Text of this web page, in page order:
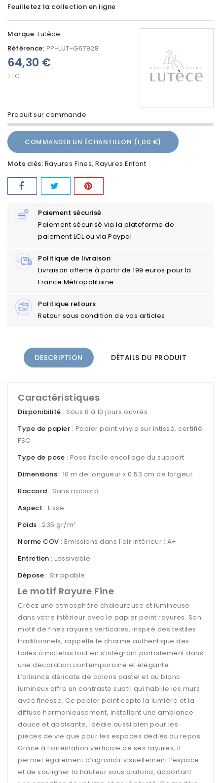
Feuilletez la collection en ligne
Marque: Lutèce
Référence: PP-LUT-G67928
Produit sur commande
64,30 €
TTC
COMMANDER UN ÉCHANTILLON (1,00 €)
Mots clés: Rayures Fines Rayures Enfant
Paiement sécurisé
Paiement sécurisé via la plateforme de
paiement LCL ou via Paypal
Politique de livraison
Livraison offerte à partir de 199 euros pour la
France Métropolitaine
Politique retours
Retour sous condition de vos articles
DESCRIPTION DÉTAILS DU PRODUIT
Caractéristiques
Disponibilité : Sous 8 à 10 jours ouvrés
Type de papier : Papier peint vinyle sur intissé, certifié
FSC
Type de pose : Pose facile encollage du support
Dimensions : 10 m de longueur x 0.53 cm de largeur
Raccord : Sans raccord
Aspect : Lisse
Poids : 235 gr/m²
Norme COV : Emissions dans l'air intérieur : A+
Entretien : Lessivable
Dépose : Strippable
Le motif Rayure Fine
Créez une atmosphère chaleureuse et lumineuse
dans votre intérieur avec le papier peint rayures. Son
motif de fines rayures verticales, inspiré des textiles
traditionnels, rappelle le charme authentique des
toiles à matelas tout en s’intégrant parfaitement dans
une décoration contemporaine et élégante.
L’alliance délicate de coloris pastel et du blanc
lumineux offre un contraste subtil qui habille les murs
avec finesse. Ce papier peint capte la lumière et la
diffuse harmonieusement, installant une ambiance
douce et apaisante, idéale aussi bien pour les
pièces de vie que pour les espaces dédiés au repos.
Grâce à l’orientation verticale de ses rayures, il
permet également d’agrandir visuellement l’espace
et de souligner la hauteur sous plafond, apportant